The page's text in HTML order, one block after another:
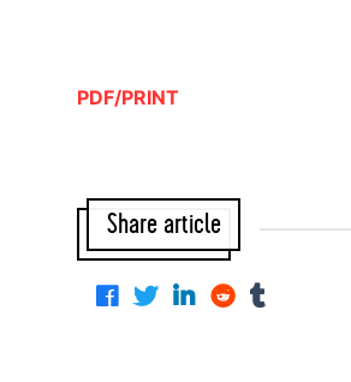
PDF/PRINT
Share article